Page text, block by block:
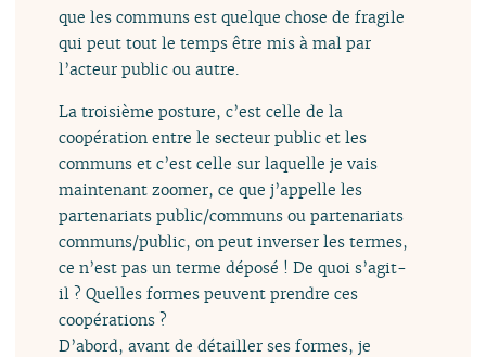
que les communs est quelque chose de fragile
qui peut tout le temps être mis à mal par
l’acteur public ou autre.
La troisième posture, c’est celle de la
coopération entre le secteur public et les
communs et c’est celle sur laquelle je vais
maintenant zoomer, ce que j’appelle les
partenariats public/communs ou partenariats
communs/public, on peut inverser les termes,
ce n’est pas un terme déposé ! De quoi s’agit-
il ? Quelles formes peuvent prendre ces
coopérations ?
D’abord, avant de détailler ses formes, je